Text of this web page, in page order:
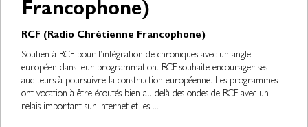
Francophone)
RCF (Radio Chrétienne Francophone)
Soutien à RCF pour l’intégration de chroniques avec un angle
européen dans leur programmation. RCF souhaite encourager ses
auditeurs à poursuivre la construction européenne. Les programmes
ont vocation à être écoutés bien au-delà des ondes de RCF avec un
relais important sur internet et les ...